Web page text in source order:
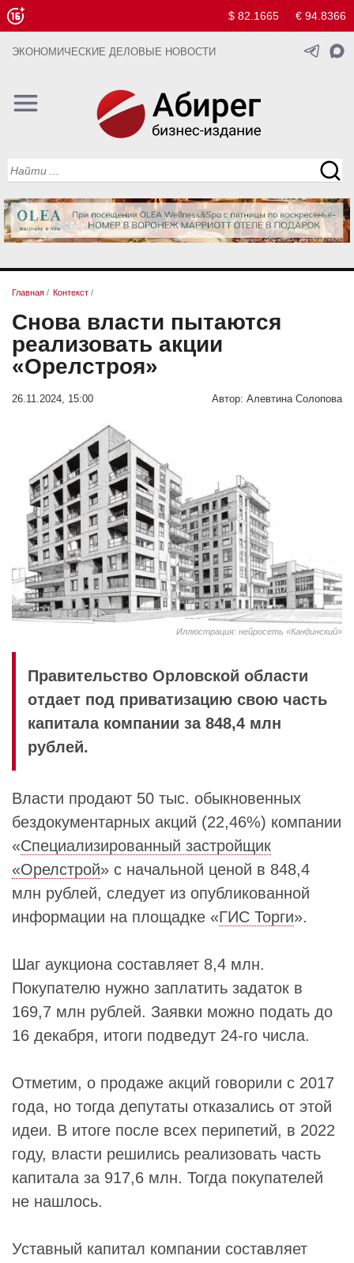
$ 82.1665 € 94.8366
ЭКОНОМИЧЕСКИЕ ДЕЛОВЫЕ НОВОСТИ
Главная / Контекст /
Снова власти пытаются
реализовать акции
«Орелстроя»
26.11.2024, 15:00 Автор: Алевтина Солопова
Иллюстрация: нейросеть «Кандинский»
Правительство Орловской области
отдает под приватизацию свою часть
капитала компании за 848,4 млн
рублей.
Власти продают 50 тыс. обыкновенных
бездокументарных акций (22,46%) компании
«Специализированный застройщик
«Орелстрой» с начальной ценой в 848,4
млн рублей, следует из опубликованной
информации на площадке «ГИС Торги».
Шаг аукциона составляет 8,4 млн.
Покупателю нужно заплатить задаток в
169,7 млн рублей. Заявки можно подать до
16 декабря, итоги подведут 24-го числа.
Отметим, о продаже акций говорили с 2017
года, но тогда депутаты отказались от этой
идеи. В итоге после всех перипетий, в 2022
году, власти решились реализовать часть
капитала за 917,6 млн. Тогда покупателей
не нашлось.
Уставный капитал компании составляет